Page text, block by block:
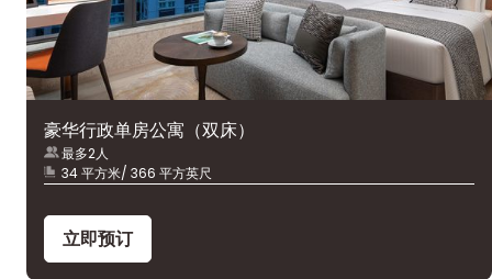
豪华行政单房公寓（双床）
最多2人
34 平方米/ 366 平方英尺
立即预订